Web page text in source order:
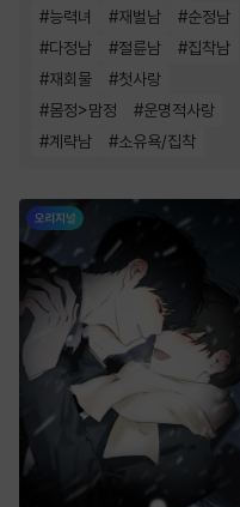
#능력녀 #재벌남 #순정남
#다정남 #절륜남 #집착남
#재회물 #첫사랑
#몸정>맘정 #운명적사랑
#계략남 #소유욕/집착